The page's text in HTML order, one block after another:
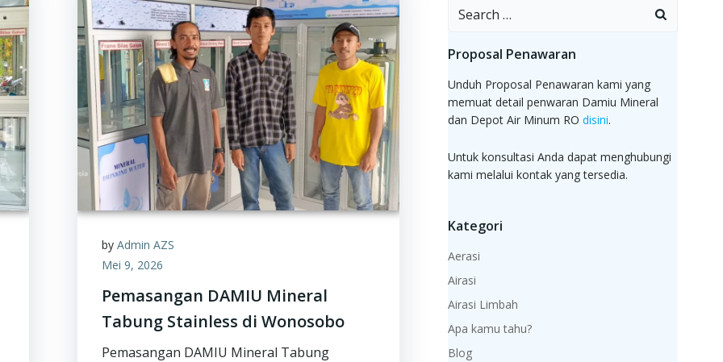
byAdmin AZS
Mei 9, 2026
Pemasangan DAMIU Mineral
Tabung Stainless di Wonosobo
Pemasangan DAMIU Mineral Tabung
Search
Proposal Penawaran
Unduh Proposal Penawaran kami yang
memuat detail penwaran Damiu Mineral
dan Depot Air Minum RO disini.
Untuk konsultasi Anda dapat menghubungi
kami melalui kontak yang tersedia.
Kategori
Aerasi
Airasi
Airasi Limbah
Apa kamu tahu?
Blog